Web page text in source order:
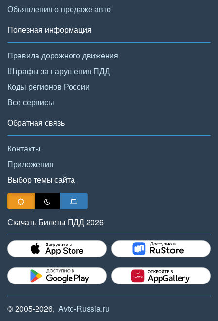
Объявления о продаже авто
Полезная информация
Правила дорожного движения
Штрафы за нарушения ПДД
Коды регионов России
Все сервисы
Обратная связь
Контакты
Приложения
Выбор темы сайта
Скачать Билеты ПДД 2026
© 2005-2026, Avto-Russia.ru